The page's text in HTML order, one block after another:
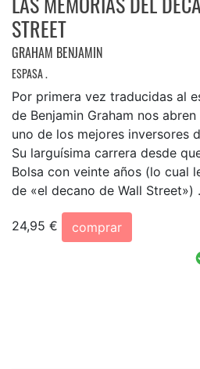
STREET
GRAHAM BENJAMIN
ESPASA .
Por primera vez traducidas al
de Benjamin Graham nos
uno de los mejores inversores
Su larguísima carrera desde
Bolsa con veinte años (lo cual
de «el decano de Wall Street»)
24,95 €
comprar